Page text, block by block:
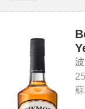
25